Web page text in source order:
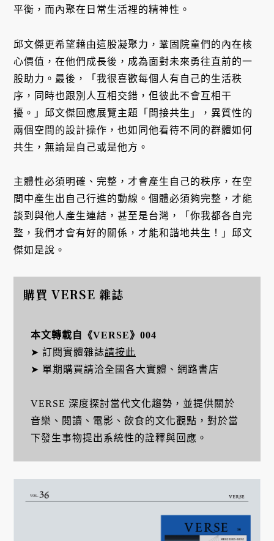
平衡，而內聚在日常生活裡的精神性。
邱文傑更希望藉由這股凝聚力，鞏固院童們的內在核
心價值，在他們成長後，成為面對未來勇往直前的一
股助力。最後，「我很喜歡每個人有自己的生活秩
序，同時也跟別人互相交錯，但彼此不會互相干
擾。」邱文傑回應展覽主題「間接共生」，異質性的
兩個空間的設計操作，也如同他看待不同的群體如何
共生，無論是自己或是他方。
主體性必須明確、完整，才會產生自己的秩序，在空
間中產生出自己行進的動線。個體必須夠完整，才能
談到與他人產生連結，甚至是台灣，「你我都各自完
整，我們才會有好的關係，才能和諧地共生！」邱文
傑如是說。
購買 VERSE 雜誌
本文轉載自《VERSE》004
➤ 訂閱實體雜誌請按此
➤ 單期購買請洽全國各大實體、網路書店
VERSE 深度探討當代文化趨勢，並提供關於
音樂、閱讀、電影、飲食的文化觀點，對於當
下發生事物提出系統性的詮釋與回應。